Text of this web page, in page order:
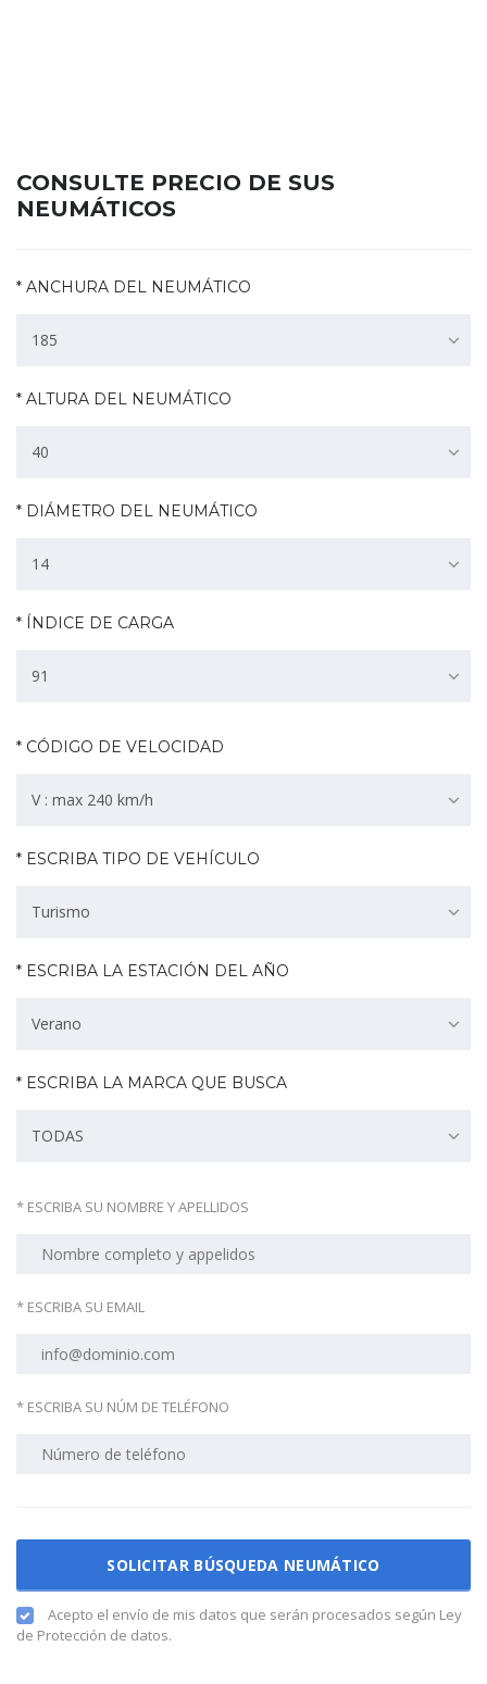
CONSULTE PRECIO DE SUS
NEUMÁTICOS
* ANCHURA DEL NEUMÁTICO
185
* ALTURA DEL NEUMÁTICO
40
* DIÁMETRO DEL NEUMÁTICO
14
* ÍNDICE DE CARGA
91
* CÓDIGO DE VELOCIDAD
V : max 240 km/h
* ESCRIBA TIPO DE VEHÍCULO
Turismo
* ESCRIBA LA ESTACIÓN DEL AÑO
Verano
* ESCRIBA LA MARCA QUE BUSCA
TODAS
* ESCRIBA SU NOMBRE Y APELLIDOS
* ESCRIBA SU EMAIL
* ESCRIBA SU NÚM DE TELÉFONO
Acepto el envío de mis datos que serán procesados según Ley
de Protección de datos.